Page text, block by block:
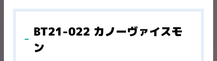
BT21-022 カノーヴァイスモ
ン